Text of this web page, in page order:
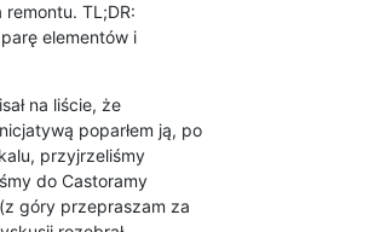
TL;DR:
elementów i
na liście, że
poparłem ją, po
przyjrzeliśmy
do Castoramy
góry przepraszam za